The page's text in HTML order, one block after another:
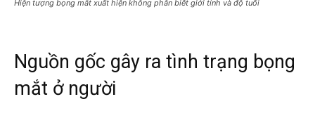
Hiện tượng bọng mắt xuất hiện không phân biết giới tính và độ tuổi
Nguồn gốc gây ra tình trạng bọng
mắt ở người